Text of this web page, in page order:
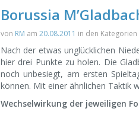
Borussia
von RM am 20.08.2011 in den Kategorien
Nach der etwas unglücklichen
hier drei Punkte zu holen. Die
noch unbesiegt, am ersten
können. Mit einer ähnlichen Taktik
Wechselwirkung der jeweiligen